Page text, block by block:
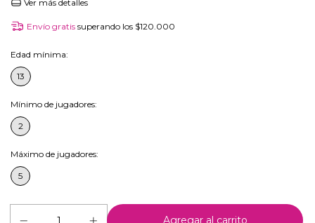
Ver más detalles
Envío gratis superando los $120.000
Edad mínima:
13
Mínimo de jugadores:
2
Máximo de jugadores:
5